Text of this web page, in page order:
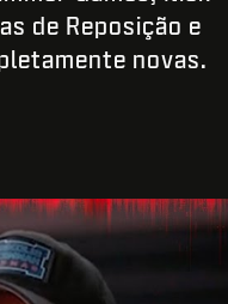
de Reposição e
novas.